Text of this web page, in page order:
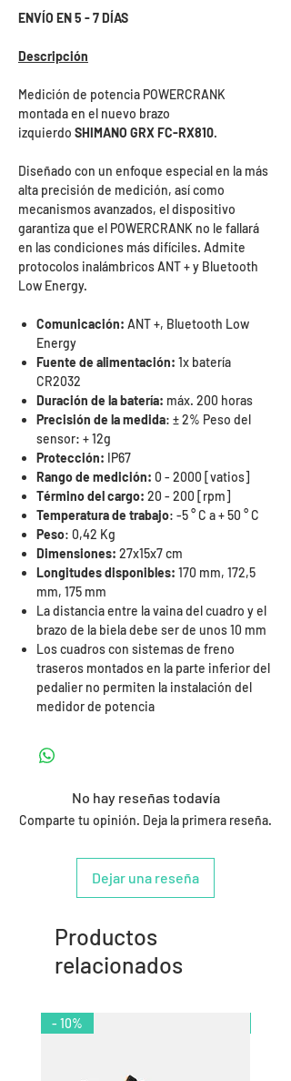
ENVÍO EN 5 - 7 DÍAS
Descripción
Medición de potencia POWERCRANK
montada en el nuevo brazo
izquierdo SHIMANO GRX FC-RX810.
Diseñado con un enfoque especial en la más
alta precisión de medición, así como
mecanismos avanzados, el dispositivo
garantiza que el POWERCRANK no le fallará
en las condiciones más difíciles. Admite
protocolos inalámbricos ANT + y Bluetooth
Low Energy.
Comunicación: ANT +, Bluetooth Low
Energy
Fuente de alimentación: 1x batería
CR2032
Duración de la batería: máx. 200 horas
Precisión de la medida: ± 2% Peso del
sensor: + 12g
Protección: IP67
Rango de medición: 0 - 2000 [vatios]
Término del cargo: 20 - 200 [rpm]
Temperatura de trabajo: -5 ° C a + 50 ° C
Peso: 0,42 Kg
Dimensiones: 27x15x7 cm
Longitudes disponibles: 170 mm, 172,5
mm, 175 mm
La distancia entre la vaina del cuadro y el
brazo de la biela debe ser de unos 10 mm
Los cuadros con sistemas de freno
traseros montados en la parte inferior del
pedalier no permiten la instalación del
medidor de potencia
No hay reseñas todavía
Comparte tu opinión. Deja la primera reseña.
Dejar una reseña
Productos
relacionados
- 10%